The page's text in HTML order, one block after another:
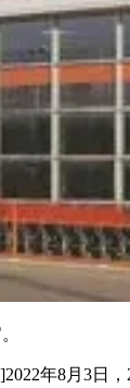
年8月3日，